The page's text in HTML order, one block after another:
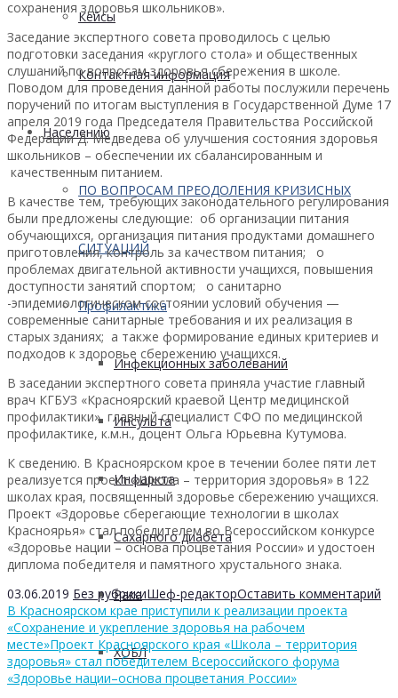
Кейсы
Контактная информация
Населению
ПО ВОПРОСАМ ПРЕОДОЛЕНИЯ КРИЗИСНЫХ
СИТУАЦИЙ
Профилактика
Инфекционных заболеваний
Инсульта
Инфаркта
Сахарного диабета
Рака
ХОБЛ
сохранения здоровья школьников».
Заседание экспертного совета проводилось с целью
подготовки заседания «круглого стола» и общественных
слушаний по вопросам здоровья сбережения в школе.
Поводом для проведения данной работы послужили перечень
поручений по итогам выступления в Государственной Думе 17
апреля 2019 года Председателя Правительства Российской
Федерации Д. Медведева об улучшения состояния здоровья
школьников – обеспечении их сбалансированным и
качественным питанием.
В качестве тем, требующих законодательного регулирования
были предложены следующие: об организации питания
обучающихся, организация питания продуктами домашнего
приготовления, контроль за качеством питания; о
проблемах двигательной активности учащихся, повышения
доступности занятий спортом; о санитарно
-эпидемиологическом состоянии условий обучения —
современные санитарные требования и их реализация в
старых зданиях; а также формирование единых критериев и
подходов к здоровье сбережению учащихся.
В заседании экспертного совета приняла участие главный
врач КГБУЗ «Красноярский краевой Центр медицинской
профилактики», главный специалист СФО по медицинской
профилактике, к.м.н., доцент Ольга Юрьевна Кутумова.
К сведению. В Красноярском крое в течении более пяти лет
реализуется проект «Школа – территория здоровья» в 122
школах края, посвященный здоровье сбережению учащихся.
Проект «Здоровье сберегающие технологии в школах
Красноярья» стал победителем во Всероссийском конкурсе
«Здоровье нации – основа процветания России» и удостоен
диплома победителя и памятного хрустального знака.
03.06.2019 Без рубрикиШеф-редакторОставить комментарий
В Красноярском крае приступили к реализации проекта
«Сохранение и укрепление здоровья на рабочем
месте»Проект Красноярского края «Школа – территория
здоровья» стал победителем Всероссийского форума
«Здоровье нации–основа процветания России»